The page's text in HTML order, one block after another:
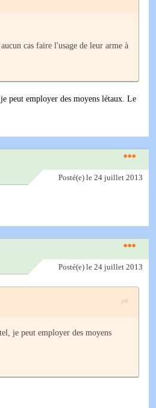
cas faire l'usage de leur arme à
peut employer des moyens létaux. Le
Posté(e) le 24 juillet 2013
Posté(e) le 24 juillet 2013
je peut employer des moyens